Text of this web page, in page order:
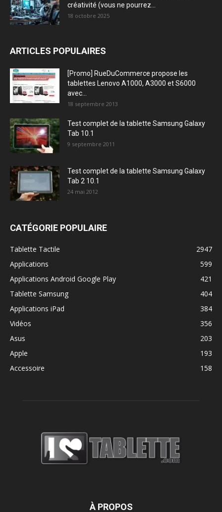
créativité (vous ne pourrez...
18 octobre 2025
ARTICLES POPULAIRES
[Promo] RueDuCommerce propose les
tablettes Lenovo A1000, A3000 et S6000
avec...
18 septembre 2013
Test complet de la tablette Samsung Galaxy
Tab 10.1
9 septembre 2011
Test complet de la tablette Samsung Galaxy
Tab 2 10.1
24 mai 2012
CATÉGORIE POPULAIRE
Tablette Tactile
2947
Applications
599
Applications Android Google Play
421
Tablette Samsung
404
Applications iPad
384
Vidéos
356
Asus
203
Apple
193
Accessoire
158
À PROPOS